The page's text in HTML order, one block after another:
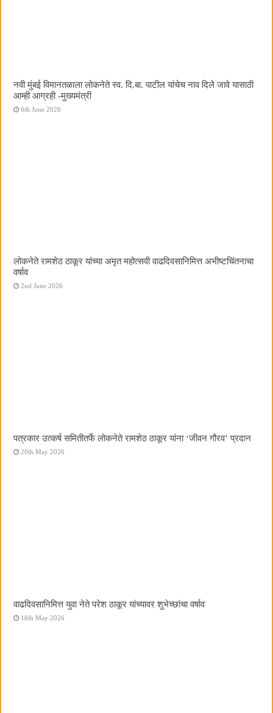
नवी मुंबई विमानतळाला लोकनेते स्व. दि.बा. पाटील यांचेच नाव दिले जावे यासाठी
आम्ही आग्रही -मुख्यमंत्री
6th June 2026
लोकनेते रामशेठ ठाकूर यांच्या अमृत महोत्सवी वाढदिवसानिमित्त अभीष्टचिंतनाचा
वर्षाव
2nd June 2026
पत्रकार उत्कर्ष समितीतर्फे लोकनेते रामशेठ ठाकूर यांना ‌‘जीवन गौरव‌’ प्रदान
20th May 2026
वाढदिवसानिमित्त युवा नेते परेश ठाकूर यांच्यावर शुभेच्छांचा वर्षाव
18th May 2026